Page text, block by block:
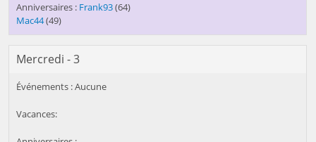
Frank93(64)
Mac44(49)
Mercredi - 3